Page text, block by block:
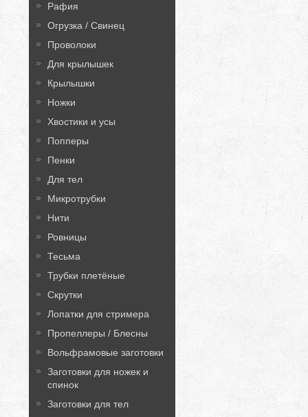
Рафия
Огрузка / Свинец
Проволоки
Для крылышек
Крылышки
Ножки
Хвостики и усы
Попперы
Пенки
Для тел
Микротрубки
Нити
Ровницы
Тесьма
Трубки плетёные
Скрутки
Лопатки для стримера
Пропеллеры / Блесны
Вольфрамовые заготовки
Заготовки для ножек и
спинок
Заготовки для тел